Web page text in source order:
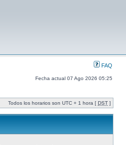
FAQ
Fecha actual 07 Ago 2026 05:25
Todos los horarios son UTC + 1 hora [ DST ]